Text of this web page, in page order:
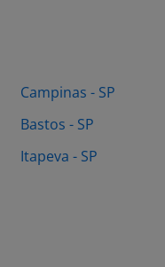
Campinas - SP
Bastos - SP
Itapeva - SP